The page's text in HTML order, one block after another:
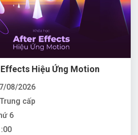
Hiệu Ứng Motion
08/2026
cấp
6